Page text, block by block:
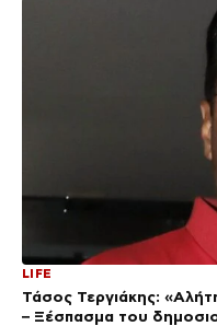
LIFE
Τάσος Τεργιάκης:
– Ξέσπασμα του